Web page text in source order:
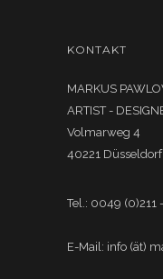
KONTAKT
MARKUS
ARTIST -
Volmarweg 4
40221 Düsseldorf
Tel.: 0049
E-Mail: info (ät)